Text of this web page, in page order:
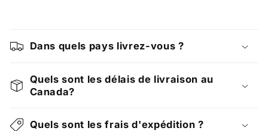
Dans quels pays livrez-vous ?
Quels sont les délais de livraison au
Canada?
Quels sont les frais d'expédition ?